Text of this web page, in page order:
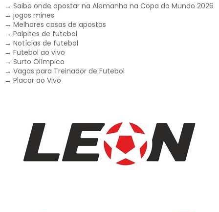
→ Saiba onde apostar na Alemanha na Copa do Mundo 2026
→ jogos mines
→ Melhores casas de apostas
→ Palpites de futebol
→ Notícias de futebol
→ Futebol ao vivo
→ Surto Olímpico
→ Vagas para Treinador de Futebol
→ Placar ao Vivo